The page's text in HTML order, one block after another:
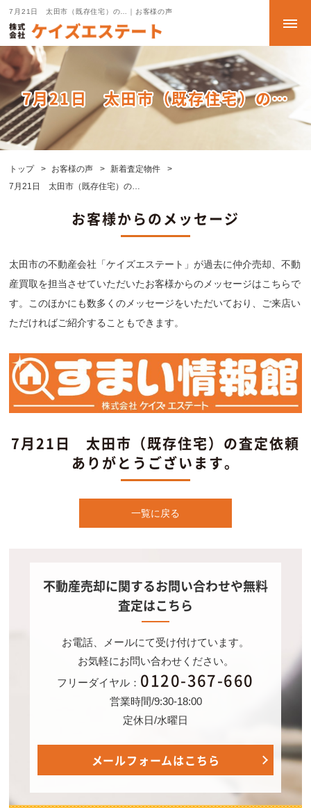
7月21日 太田市（既存住宅）の…｜お客様の声
7月21日 太田市（既存住宅）の…
トップ お客様の声
新着査定物件
7月21日 太田市（既存住宅）の…
お客様からのメッセージ
太田市の不動産会社「ケイズエステート」が過去に仲介売却、不動
産買取を担当させていただいたお客様からのメッセージはこちらで
す。このほかにも数多くのメッセージをいただいており、ご来店い
ただければご紹介することもできます。
7月21日 太田市（既存住宅）の査定依頼
ありがとうございます。
一覧に戻る
不動産売却に関するお問い合わせや無料
査定はこちら
お電話、メールにて受け付けています。
お気軽にお問い合わせください。
フリーダイヤル： 0120-367-660
営業時間/9:30-18:00
定休日/水曜日
メールフォームはこちら